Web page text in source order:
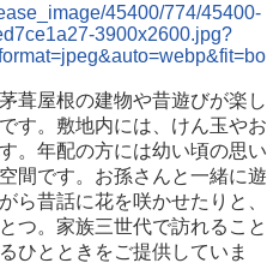
45400/774/45400-
3900x2600.jpg?
葺屋根の建物や昔遊びが楽し
す。敷地内には、けん玉やお
。年配の方には幼い頃の思い
間です。お孫さんと一緒に遊
ら昔話に花を咲かせたりと、
つ。家族三世代で訪れること
ひとときをご提供していま